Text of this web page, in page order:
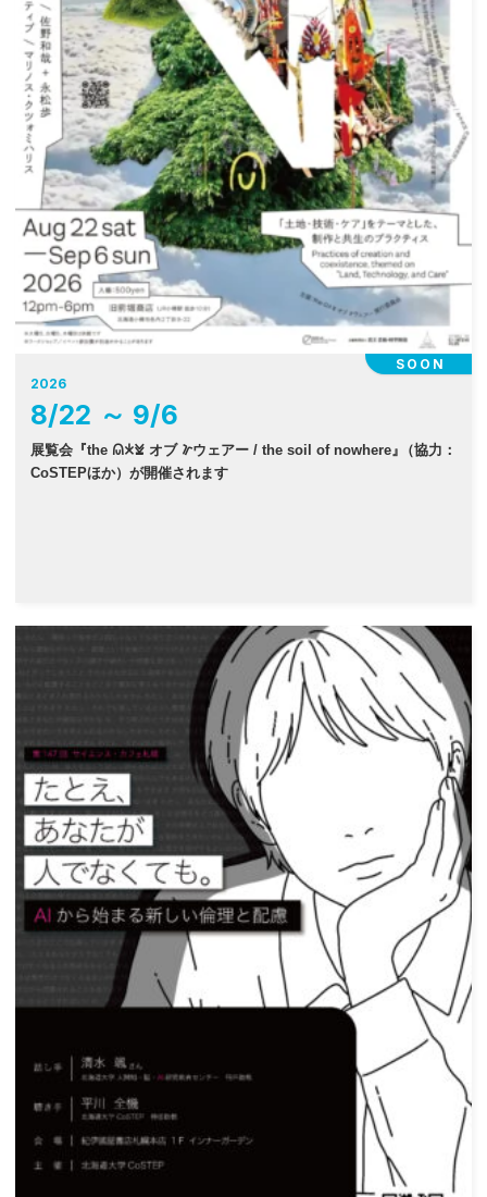
SOON
2026
8/22 ～ 9/6
展覧会『the 𐠫𐠂𐠓 オブ 𐠜ウェアー / the soil of nowhere 』
（協力：
CoSTEPほか）が開催されます